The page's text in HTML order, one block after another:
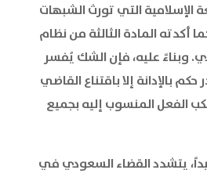
الإسلامية التي تورث الشبهات
أكدته المادة الثالثة من نظام
وبناءً عليه، فإن الشك يُفسر
بالإدانة إلا باقتناع القاضي
الفعل المنسوب إليه بجميع
يتشدد القضاء السعودي في